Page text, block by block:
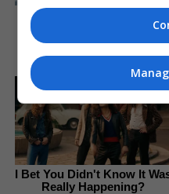
Magnetic Floating Bed: All
That Luxury For Mere $1.6
I Bet You Didn't Know It
Really Happening?